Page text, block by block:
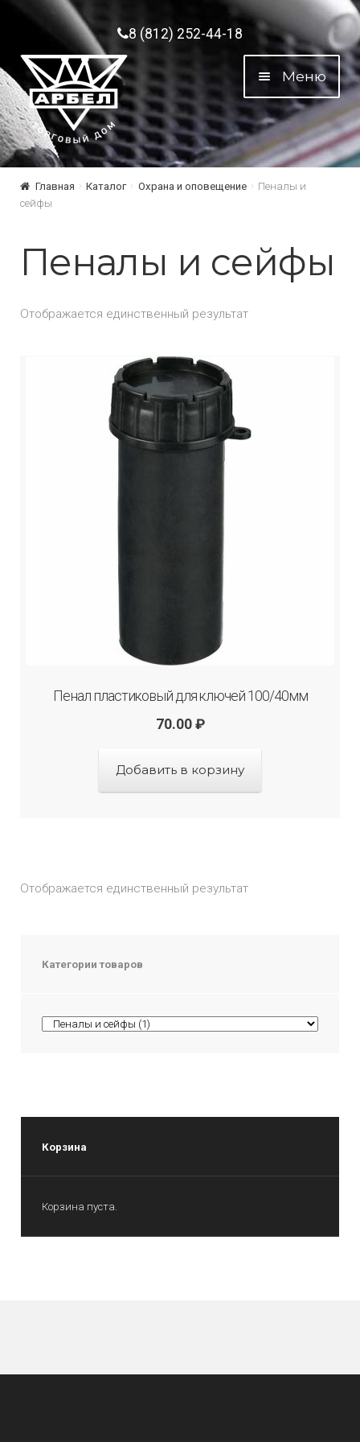
Перейти к навигации
Перейти к содержимому8 (812) 252-44-18
Меню
Главная Каталог Охрана и оповещение
Пеналы и
сейфы
Пеналы и сейфы
Отображается единственный результат
Пенал пластиковый для ключей 100/40мм
70.00 ₽
Добавить в корзину
Отображается единственный результат
Категории товаров
Корзина
Корзина пуста.